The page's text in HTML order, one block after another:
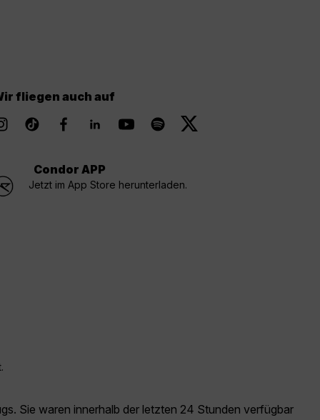
fliegen auch auf
Condor APP
Jetzt im App Store herunterladen.
Sie waren innerhalb der letzten 24 Stunden verfügbar